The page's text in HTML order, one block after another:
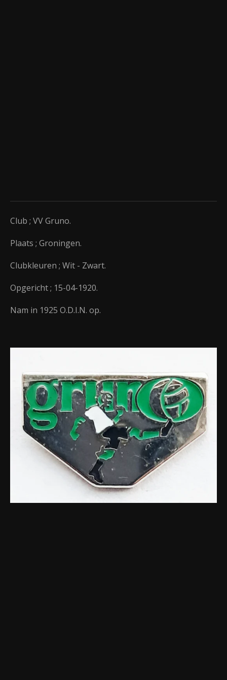
Club ; VV Gruno.
Plaats ; Groningen.
Clubkleuren ; Wit - Zwart.
Opgericht ; 15-04-1920.
Nam in 1925 O.D.I.N. op.